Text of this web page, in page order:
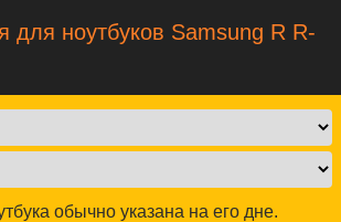
для ноутбуков Samsung R R-
обычно указана на его дне.